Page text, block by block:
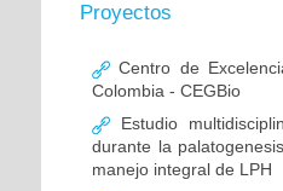
Proyectos
Centro de
Colombia - CEGBio
Estudio
durante la
manejo integral de LPH